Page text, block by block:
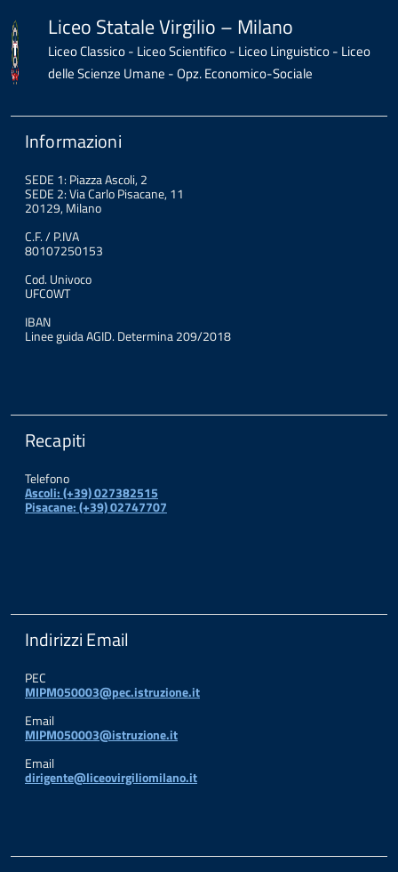
Liceo Statale Virgilio – Milano
Liceo Classico - Liceo Scientifico - Liceo Linguistico - Liceo
delle Scienze Umane - Opz. Economico-Sociale
Informazioni
SEDE 1: Piazza Ascoli, 2
SEDE 2: Via Carlo Pisacane, 11
20129, Milano
C.F. / P.IVA
80107250153
Cod. Univoco
UFC0WT
IBAN
Linee guida AGID. Determina 209/2018
Recapiti
Telefono
Ascoli: (+39) 027382515
Pisacane: (+39) 02747707
Indirizzi Email
PEC
MIPM050003@pec.istruzione.it
Email
MIPM050003@istruzione.it
Email
dirigente@liceovirgiliomilano.it